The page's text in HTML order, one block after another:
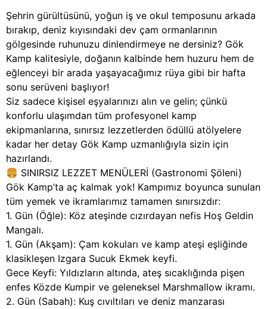
Şehrin gürültüsünü, yoğun iş ve okul temposunu arkada
bırakıp, deniz kıyısındaki dev çam ormanlarının
gölgesinde ruhunuzu dinlendirmeye ne dersiniz? Gök
Kamp kalitesiyle, doğanın kalbinde hem huzuru hem de
eğlenceyi bir arada yaşayacağımız rüya gibi bir hafta
sonu serüveni başlıyor!
Siz sadece kişisel eşyalarınızı alın ve gelin; çünkü
konforlu ulaşımdan tüm profesyonel kamp
ekipmanlarına, sınırsız lezzetlerden ödüllü atölyelere
kadar her detay Gök Kamp uzmanlığıyla sizin için
hazırlandı.
🍔 SINIRSIZ LEZZET MENÜLERİ (Gastronomi Şöleni)
Gök Kamp’ta aç kalmak yok! Kampımız boyunca sunulan
tüm yemek ve ikramlarımız tamamen sınırsızdır:
1. Gün (Öğle): Köz ateşinde cızırdayan nefis Hoş Geldin
Mangalı.
1. Gün (Akşam): Çam kokuları ve kamp ateşi eşliğinde
klasikleşen Izgara Sucuk Ekmek keyfi.
Gece Keyfi: Yıldızların altında, ateş sıcaklığında pişen
enfes Közde Kumpir ve geleneksel Marshmallow ikramı.
2. Gün (Sabah): Kuş cıvıltıları ve deniz manzarası